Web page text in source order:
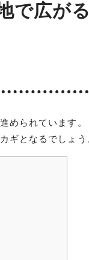
で広が
められています。
ギとなるでしょう